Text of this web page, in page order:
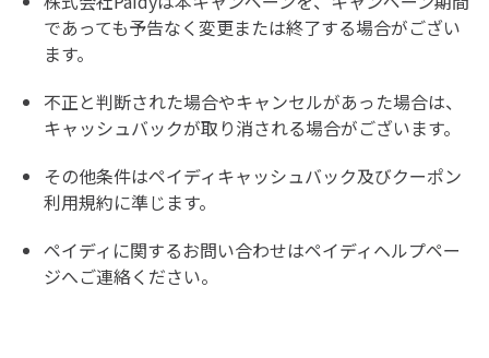
であっても予告なく変更または終了する場合がござい
ます。
不正と判断された場合やキャンセルがあった場合は、
キャッシュバックが取り消される場合がございます。
その他条件はペイディキャッシュバック及びクーポン
利用規約に準じます。
ペイディに関するお問い合わせはペイディヘルプペー
ジへご連絡ください。